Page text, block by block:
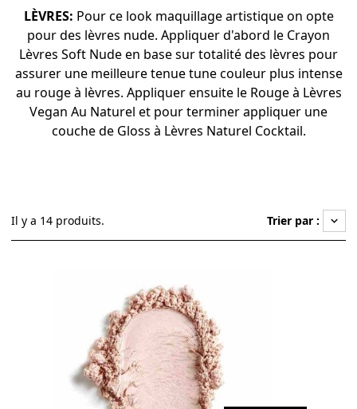
LÈVRES: Pour ce look maquillage artistique on opte
pour des lèvres nude. Appliquer d'abord le Crayon
Lèvres Soft Nudeen base sur totalité des lèvres pour
assurer une meilleure tenue tune couleur plus intense
au rouge à lèvres. Appliquer ensuite le Rouge à Lèvres
Vegan Au Naturel et pour terminer appliquer une
couche de Gloss à Lèvres Naturel Cocktail.
Il y a 14 produits. Trier par : keyboard_arrow_down